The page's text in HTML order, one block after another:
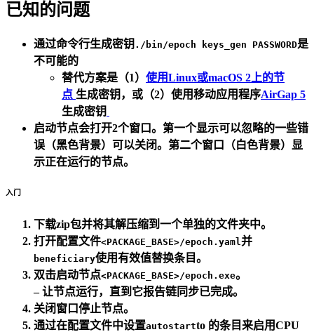
已知的问题
通过命令行生成密钥 ./bin/epoch keys_gen PASSWORD是
不可能的
替代方案是（1） 使用Linux或macOS 2 上的节
点 生成密钥，或（2）使用移动应用程序AirGap 5
生成密钥
启动节点会打开2个窗口。第一个显示可以忽略的一些错
误（黑色背景）可以关闭。第二个窗口（白色背景）显
示正在运行的节点。
入门
下载zip包并将其解压缩到一个单独的文件夹中。
打开配置文件<PACKAGE_BASE>/epoch.yaml 并
beneficiary使用有效值替换条目。
双击启动节点<PACKAGE_BASE>/epoch.exe。
– 让节点运行，直到它报告链同步已完成。
关闭窗口停止节点。
通过在配置文件中设置autostartto 的条目来启用CPU